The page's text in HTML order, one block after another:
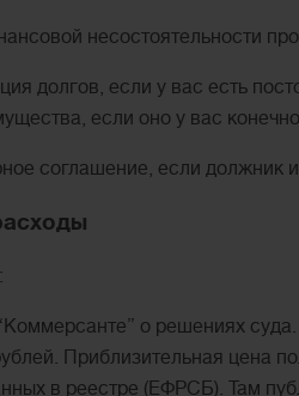
несостоятельности
долгов, если у вас есть
если оно у вас
соглашение, если должник
о решениях
Приблизительная цена
в реестре (ЕФРСБ). Там